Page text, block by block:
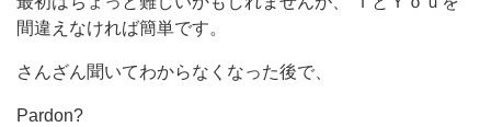
間違えなければ簡単です。
さんざん聞いてわからなくなった後で、
Pardon?